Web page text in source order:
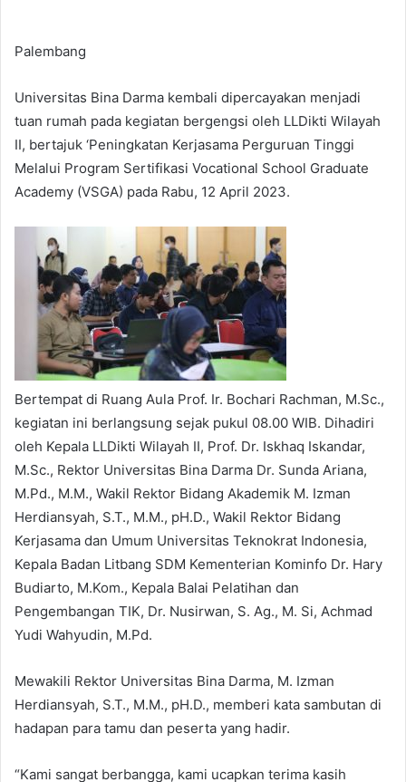
Palembang
Universitas Bina Darma kembali dipercayakan menjadi
tuan rumah pada kegiatan bergengsi oleh LLDikti Wilayah
II, bertajuk ‘Peningkatan Kerjasama Perguruan Tinggi
Melalui Program Sertifikasi Vocational School Graduate
Academy (VSGA) pada Rabu, 12 April 2023.
Bertempat di Ruang Aula Prof. Ir. Bochari Rachman, M.Sc.,
kegiatan ini berlangsung sejak pukul 08.00 WIB. Dihadiri
oleh Kepala LLDikti Wilayah II, Prof. Dr. Iskhaq Iskandar,
M.Sc., Rektor Universitas Bina Darma Dr. Sunda Ariana,
M.Pd., M.M., Wakil Rektor Bidang Akademik M. Izman
Herdiansyah, S.T., M.M., pH.D., Wakil Rektor Bidang
Kerjasama dan Umum Universitas Teknokrat Indonesia,
Kepala Badan Litbang SDM Kementerian Kominfo Dr. Hary
Budiarto, M.Kom., Kepala Balai Pelatihan dan
Pengembangan TIK, Dr. Nusirwan, S. Ag., M. Si, Achmad
Yudi Wahyudin, M.Pd.
Mewakili Rektor Universitas Bina Darma, M. Izman
Herdiansyah, S.T., M.M., pH.D., memberi kata sambutan di
hadapan para tamu dan peserta yang hadir.
“Kami sangat berbangga, kami ucapkan terima kasih